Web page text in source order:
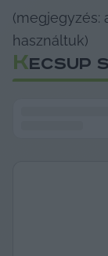
(megjegyzés:
használtuk)
KECSUP